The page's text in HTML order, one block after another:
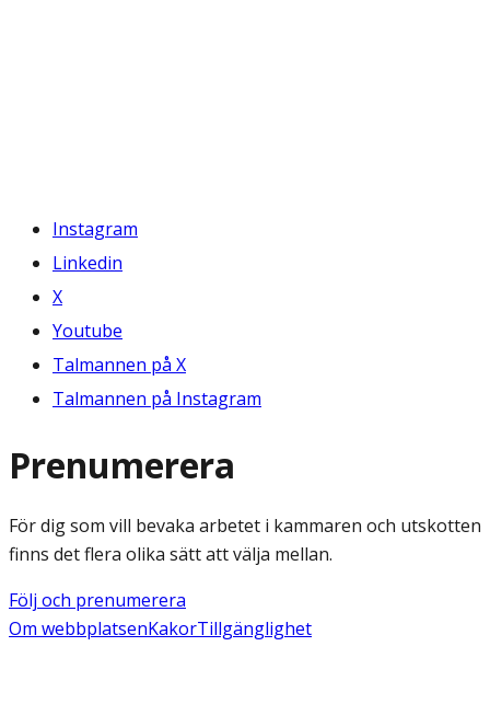
Instagram
Linkedin
X
Youtube
Talmannen på X
Talmannen på Instagram
Prenumerera
För dig som vill bevaka arbetet i kammaren och utskotten
finns det flera olika sätt att välja mellan.
Följ och prenumerera
Om webbplatsenKakorTillgänglighet